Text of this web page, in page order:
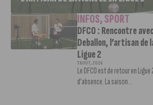
INFOS,SPORT
DFCO : Rencontre
Deballon, l’artisan de
Ligue 2
7 AOÛT, 2026
Le DFCO est de retour en
d’absence. La saison...